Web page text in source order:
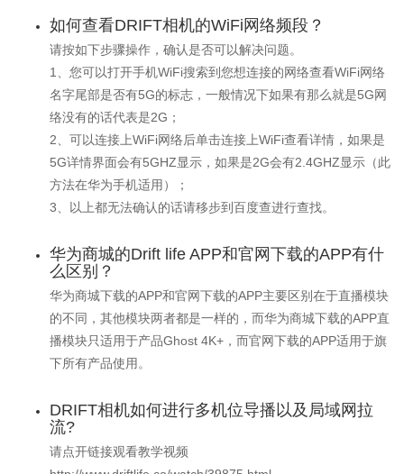
如何查看DRIFT相机的WiFi网络频段？
请按如下步骤操作，确认是否可以解决问题。
1、您可以打开手机WiFi搜索到您想连接的网络查看WiFi网络
名字尾部是否有5G的标志，一般情况下如果有那么就是5G网
络没有的话代表是2G；
2、可以连接上WiFi网络后单击连接上WiFi查看详情，如果是
5G详情界面会有5GHZ显示，如果是2G会有2.4GHZ显示（此
方法在华为手机适用）；
3、以上都无法确认的话请移步到百度查进行查找。
华为商城的Drift life APP和官网下载的APP有什
么区别？
华为商城下载的APP和官网下载的APP主要区别在于直播模块
的不同，其他模块两者都是一样的，而华为商城下载的APP直
播模块只适用于产品Ghost 4K+，而官网下载的APP适用于旗
下所有产品使用。
DRIFT相机如何进行多机位导播以及局域网拉
流?
请点开链接观看教学视频